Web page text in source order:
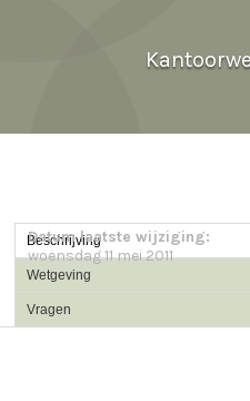
Beschrijving
Wetgeving
Vragen
Datum laatste wijziging:
woensdag 11 mei 2011